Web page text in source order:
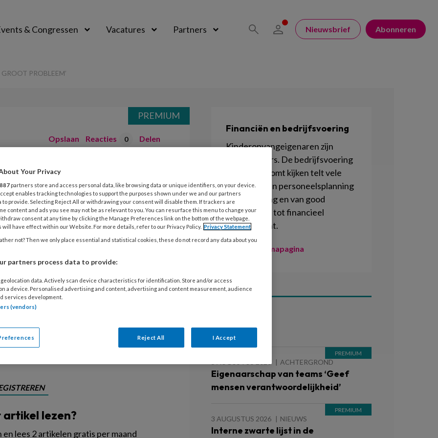
& Congressen Vacatures Partners Nieuwsbrief Abonneren
PROBLEEM’
Opslaan Reacties 0 Delen
en werkdruk
in de kinderopvang zorgt voor een
situatie, volgens PPINK. ‘Druk
betekent druk op de kwaliteit’,
van Dijk. ‘Het is tijd dat alle
nemen, van
en overheid.’
lezen?
lees 2 artikelen gratis per maand
PREMIUM
Financiën en bedrijfsvoering
Kinderopvangeigenaren zijn
ondernemers. De bedrijfsvoering
die daarbij komt kijken telt vele
facetten: van personeelsplanning
tot marketing en van good
governance tot financieel
management.
Naar de themapagina
Lees ook
5 AUGUSTUS 2026 ACHTERGROND
Eigenaarschap van teams ‘Geef
mensen verantwoordelijkheid’
3 AUGUSTUS 2026 NIEUWS
Interne zwarte lijst in de
Your Privacy
887 partners store and access personal data, like browsing data or unique identifiers, on your device.
enables tracking technologies to support the purposes shown under we and our partners
to provide. Selecting Reject All or withdrawing your consent will disable them. If trackers are
content and ads you see may not be as relevant to you. You can resurface this menu to change your
consent at any time by clicking the Manage Preferences link on the bottom of the webpage.
will have effect within our Website. For more details, refer to our Privacy Policy. Privacy Statement
not? Then we only place essential and statistical cookies, these do not record any data about you
partners process data to provide:
data. Actively scan device characteristics for identification. Store and/or access
a device. Personalised advertising and content, advertising and content measurement, audience
services development.
(vendors)
Reject All I Accept